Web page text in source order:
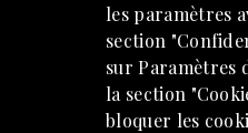
les paramètres
section
sur Paramètres
la section
bloquer les